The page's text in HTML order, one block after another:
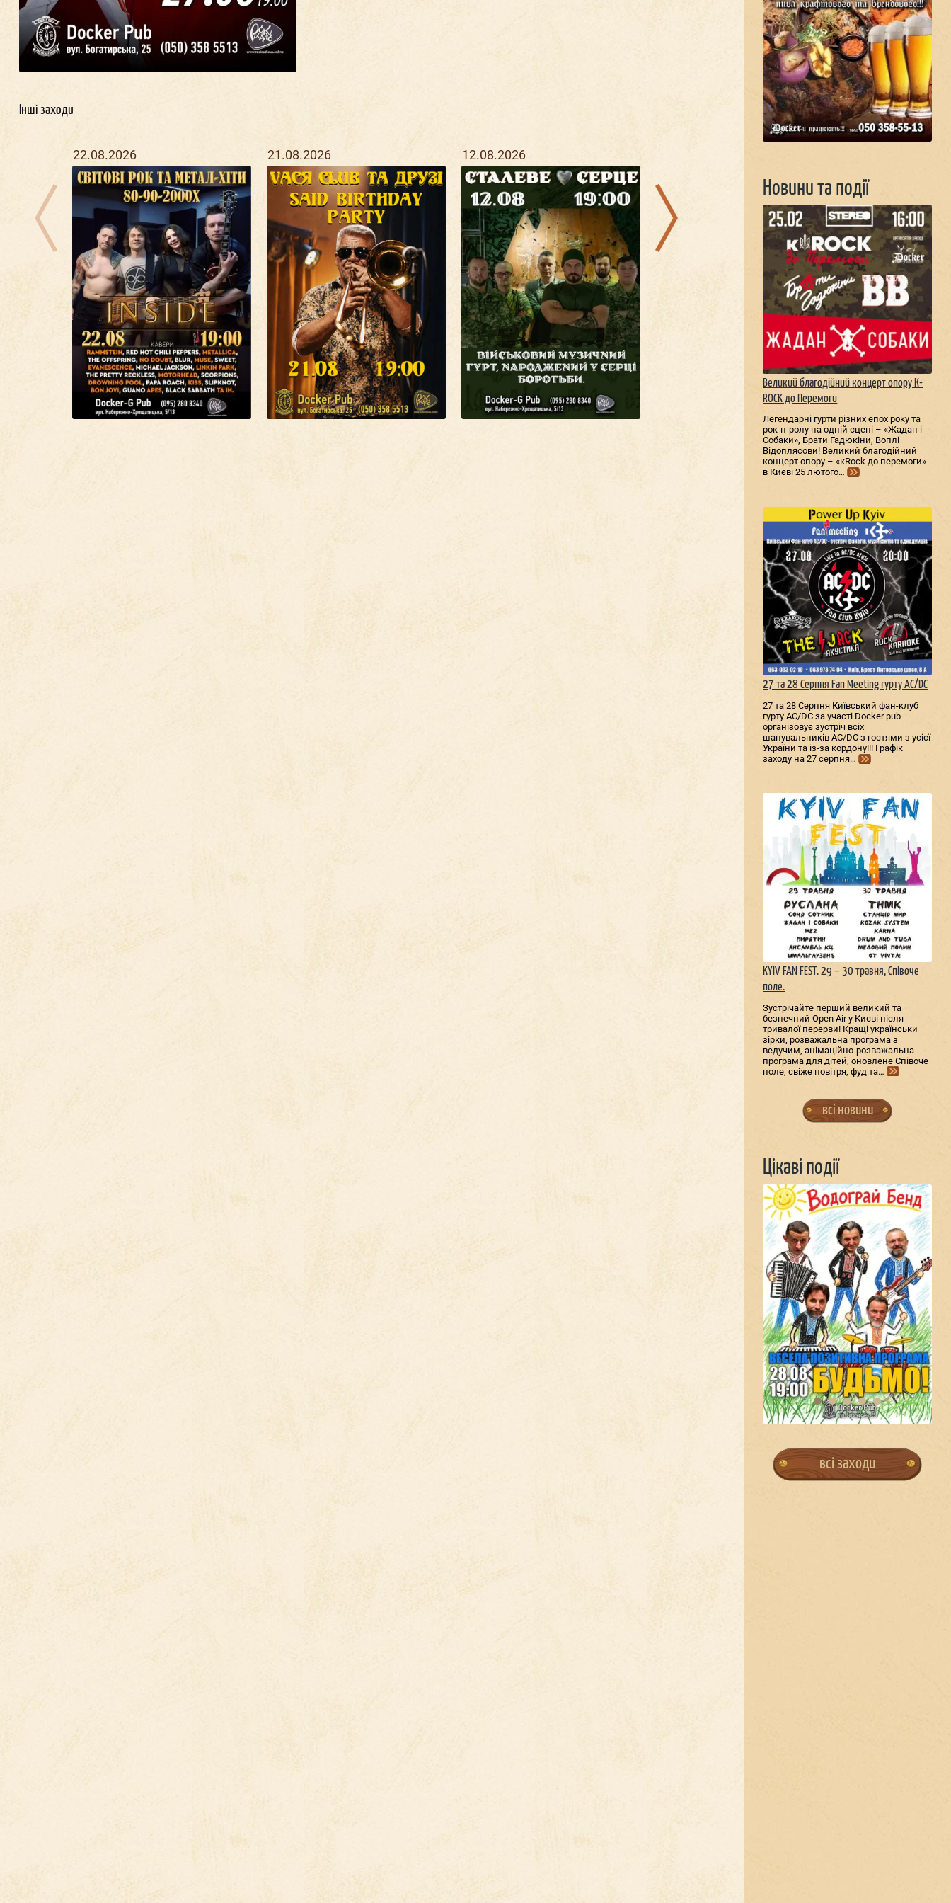
Інші заходи
22.08.2026 21.08.2026 12.08.2026
Новини та події
Великий благодійний концерт опору К-
ROCK до Перемоги
Легендарні гурти різних епох року та
рок-н-ролу на одній сцені – «Жадан і
Собаки», Брати Гадюкіни, Воплі
Відоплясови! Великий благодійний
концерт опору – «кRock до перемоги»
в Києві 25 лютого…
27 та 28 Серпня Fan Meeting гурту AC/DС
27 та 28 Серпня Київський фан-клуб
гурту AC/DС за участі Docker pub
організовує зустріч всіх
шанувальників AC/DС з гостями з усієї
України та із-за кордону!!! Графік
заходу на 27 серпня…
KYIV FAN FEST. 29 – 30 травня, Співоче
поле.
Зустрічайте перший великий та
безпечний Open Air у Києві після
тривалої перерви! Кращі українськи
зірки, розважальна програма з
ведучим, анімаційно-розважальна
програма для дітей, оновлене Співоче
поле, свіже повітря, фуд та…
всі новини
Цікаві події
всі заходи